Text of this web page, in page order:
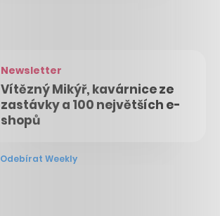
Newsletter
Vítězný Mikýř, kavárnice ze
zastávky a 100 největších e-
shopů
Odebírat Weekly